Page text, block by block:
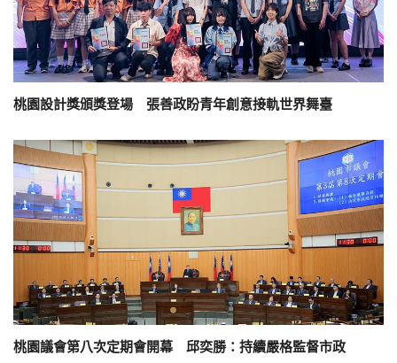
桃園設計獎頒獎登場 張善政盼青年創意接軌世界舞臺
桃園議會第八次定期會開幕 邱奕勝：持續嚴格監督市政